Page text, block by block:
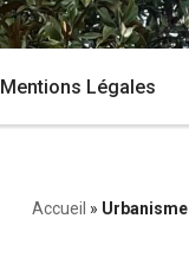
Mentions Légales
Accueil » Urbanisme